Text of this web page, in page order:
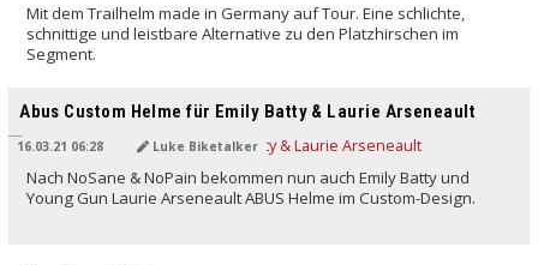
Mit dem Trailhelm made in Germany auf Tour. Eine schlichte,
schnittige und leistbare Alternative zu den Platzhirschen im
Segment.
Abus Custom Helme für Emily Batty & Laurie Arseneault
16.03.21 06:28 Luke Biketalker
Nach NoSane & NoPain bekommen nun auch Emily Batty und
Young Gun Laurie Arseneault ABUS Helme im Custom-Design.